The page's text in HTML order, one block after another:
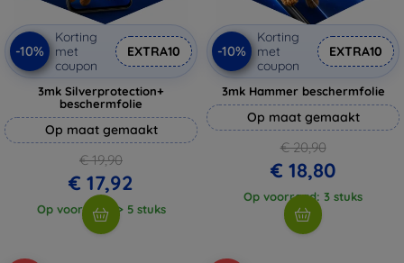
-10%
Korting
met
coupon
EXTRA10
3mk Silverprotection+
beschermfolie
Op maat gemaakt
€ 19,90
€ 17,92
Op voorraad: > 5 stuks
-10%
Korting
met
coupon
EXTRA10
3mk Hammer beschermfolie
Op maat gemaakt
€ 20,90
€ 18,80
Op voorraad: 3 stuks